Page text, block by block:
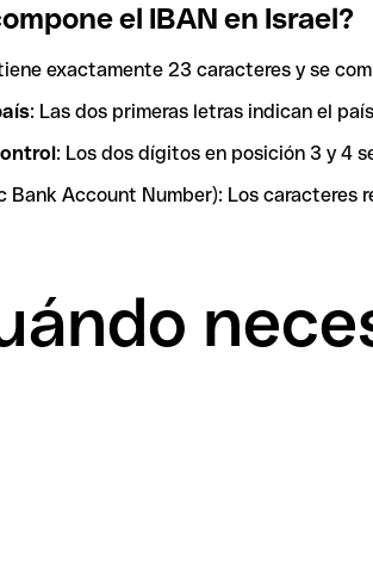
el IBAN en Israel?
exactamente 23 caracteres y se
: Las dos primeras letras indican el
: Los dos dígitos en posición 3 y 4
Bank Account Number): Los